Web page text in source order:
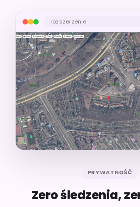
PRYWATNOŚĆ
Zero śledzenia,
rozszerzenie
Twój screen: popup „Ochrona